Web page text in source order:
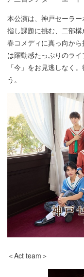
本公演は、神戸セーラ
指し課題に挑む、二部
春コメディに真っ向か
は躍動感たっぷりのラ
「今」をお見逃しなく
う。
＜Act team＞